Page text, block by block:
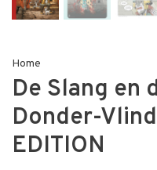
Home
De Slang en
Donder-
EDITION